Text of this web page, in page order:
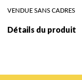
VENDUE SANS CADRES
Détails du produit